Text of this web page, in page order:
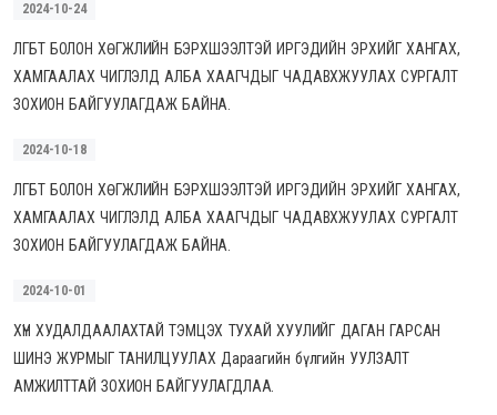
2024-10-24
ЛГБТ БОЛОН ХӨГЖЛИЙН БЭРХШЭЭЛТЭЙ ИРГЭДИЙН ЭРХИЙГ ХАНГАХ,
ХАМГААЛАХ ЧИГЛЭЛД АЛБА ХААГЧДЫГ ЧАДАВХЖУУЛАХ СУРГАЛТ
ЗОХИОН БАЙГУУЛАГДАЖ БАЙНА.
2024-10-18
ЛГБТ БОЛОН ХӨГЖЛИЙН БЭРХШЭЭЛТЭЙ ИРГЭДИЙН ЭРХИЙГ ХАНГАХ,
ХАМГААЛАХ ЧИГЛЭЛД АЛБА ХААГЧДЫГ ЧАДАВХЖУУЛАХ СУРГАЛТ
ЗОХИОН БАЙГУУЛАГДАЖ БАЙНА.
2024-10-01
ХҮН ХУДАЛДААЛАХТАЙ ТЭМЦЭХ ТУХАЙ ХУУЛИЙГ ДАГАН ГАРСАН
ШИНЭ ЖУРМЫГ ТАНИЛЦУУЛАХ Дараагийн бүлгийн УУЛЗАЛТ
АМЖИЛТТАЙ ЗОХИОН БАЙГУУЛАГДЛАА.